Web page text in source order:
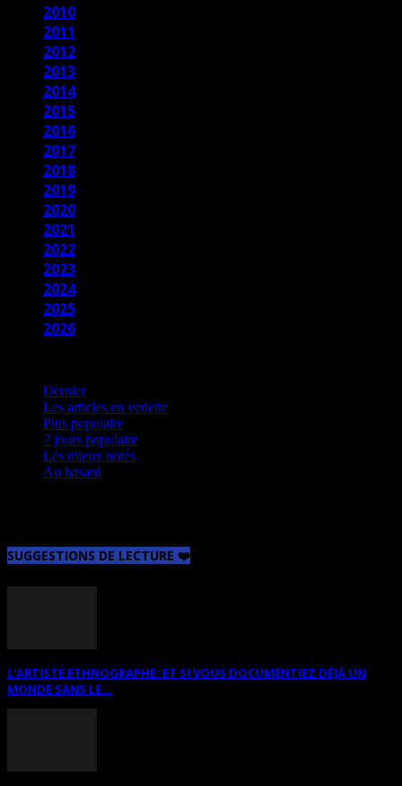
2010
2011
2012
2013
2014
2015
2016
2017
2018
2019
2020
2021
2022
2023
2024
2025
2026
Dernier
Les articles en vedette
Plus populaire
7 jours populaire
Les mieux notés
Au hasard
SUGGESTIONS DE LECTURE ❤️
L’ARTISTE ETHNOGRAPHE: ET SI VOUS DOCUMENTIEZ DÉJÀ UN
MONDE SANS LE...